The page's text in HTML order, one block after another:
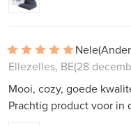
Nele
Ellezelles, BE(28
Mooi, cozy, goede
Prachtig product voor in